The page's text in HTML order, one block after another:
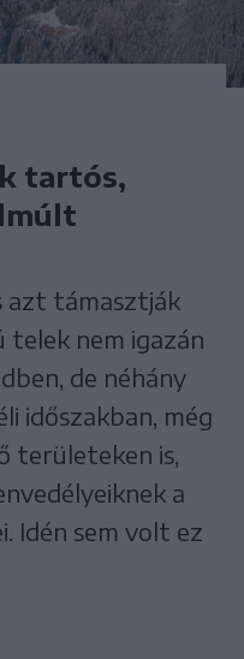
tartós,
azt támasztják
telek nem igazán
de néhány
időszakban, még
területeken is,
a
Idén sem volt ez